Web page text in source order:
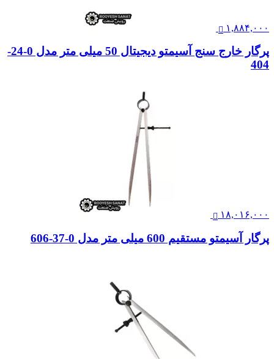
۱,۸۸۴,۰۰۰
پرگار خارج سنج آسیمتو دیجیتال 50 میلی متر مدل 0-24-
404
۱۸,۰۱۶,۰۰۰
پرگار آسیمتو مستقیم 600 میلی متر مدل 0-37-606